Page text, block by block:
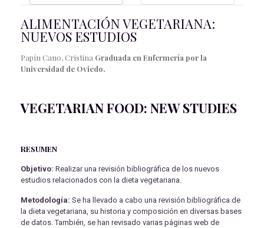
ALIMENTACIÓN VEGETARIANA:
NUEVOS ESTUDIOS
Papín Cano, Cristina Graduada en Enfermería por la
Universidad de Oviedo.
VEGETARIAN FOOD: NEW STUDIES
RESUMEN
Objetivo: Realizar una revisión bibliográfica de los nuevos
estudios relacionados con la dieta vegetariana.
Metodología: Se ha llevado a cabo una revisión bibliográfica de
la dieta vegetariana, su historia y composición en diversas bases
de datos. También, se han revisado varias páginas web de